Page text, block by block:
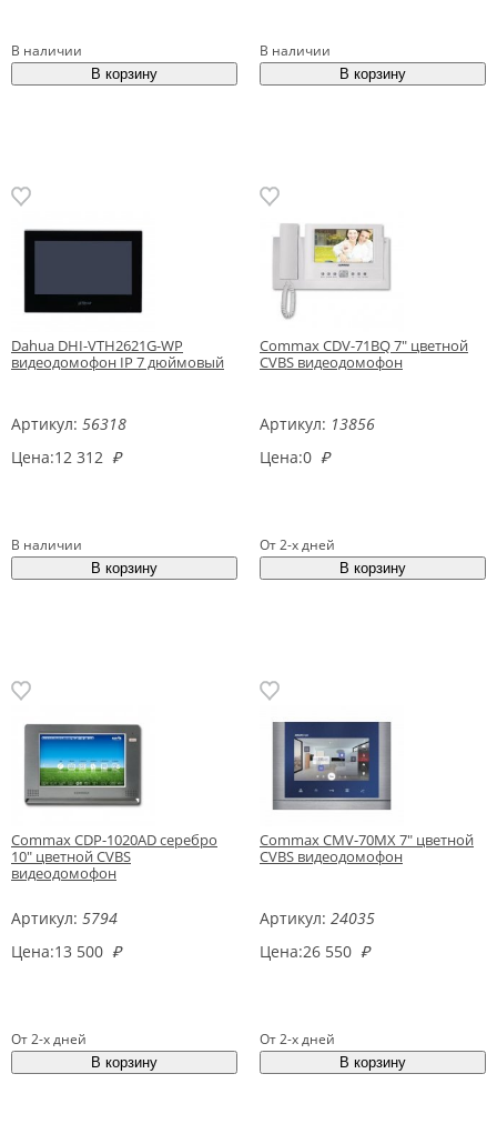
В наличии В наличии
Dahua DHI-VTH2621G-WP
видеодомофон IP 7 дюймовый
Артикул: 56318
Цена:12 312 ₽
В наличии
Commax CDV-71BQ 7" цветной
CVBS видеодомофон
Артикул: 13856
Цена:0 ₽
От 2-х дней
Commax CDP-1020AD серебро
10" цветной CVBS
видеодомофон
Артикул: 5794
Цена:13 500 ₽
От 2-х дней
Commax CMV-70MX 7" цветной
CVBS видеодомофон
Артикул: 24035
Цена:26 550 ₽
От 2-х дней